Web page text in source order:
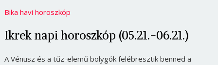
Bika havi horoszkóp
Ikrek napi horoszkóp (05.21.-06.21.)
A Vénusz és a tűz-elemű bolygók felébresztik benned a